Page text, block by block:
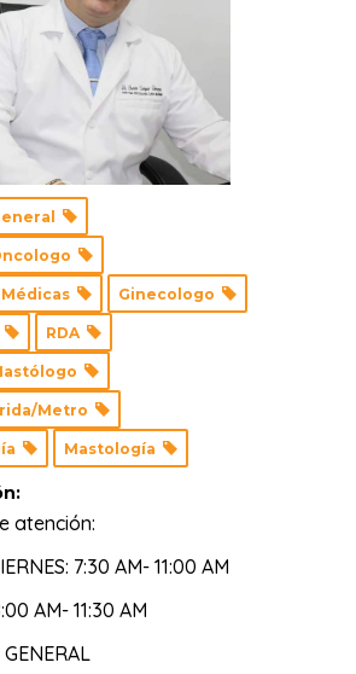
Ginecologo
RDA
Metro
Mastología
atención:
7:30 AM- 11:00 AM
AM- 11:30 AM